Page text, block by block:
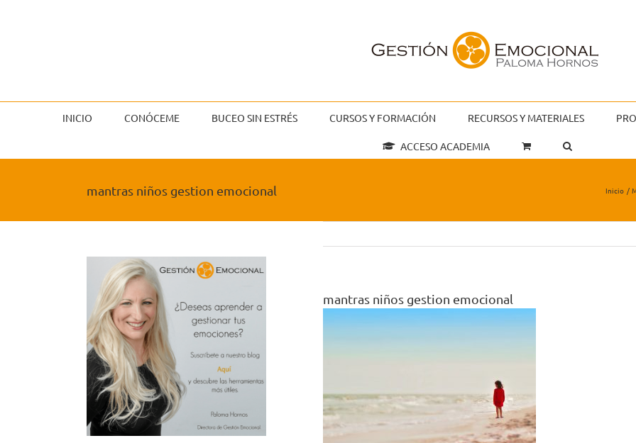
INICIO CONÓCEME BUCEO SIN ESTRÉS CURSOS Y FORMACIÓN RECURSOS Y MATERIALES
ACCESO ACADEMIA
mantras niños gestion emocional Inicio
mantras niños gestion emocional